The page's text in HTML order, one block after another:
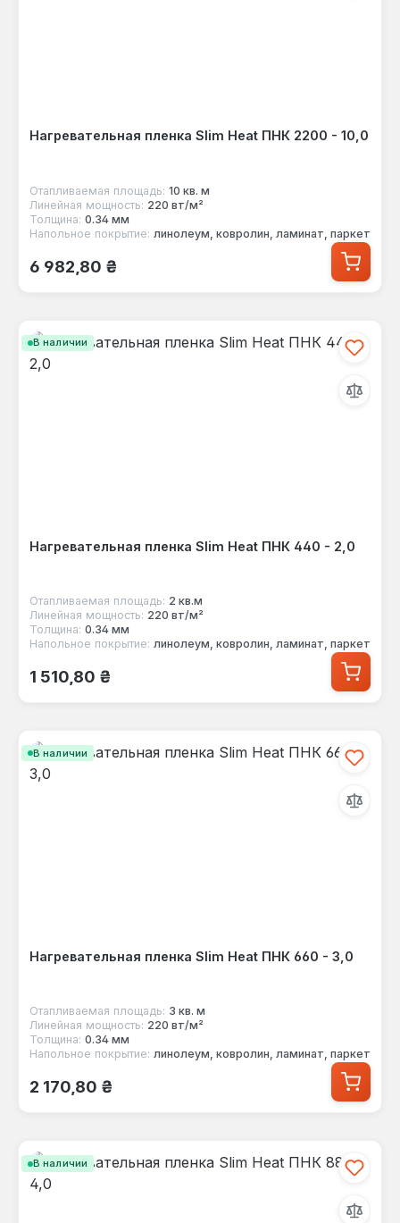
Нагревательная пленка Slim Heat ПНК 2200 - 10,0
Отапливаемая площадь: 10 кв. м
Линейная мощность: 220 вт/м²
Толщина: 0.34 мм
Напольное покрытие: линолеум, ковролин, ламинат, паркет
Обычная цена:
6 982,80 ₴
В наличии
Нагревательная пленка Slim Heat ПНК 440 - 2,0
Отапливаемая площадь: 2 кв.м
Линейная мощность: 220 вт/м²
Толщина: 0.34 мм
Напольное покрытие: линолеум, ковролин, ламинат, паркет
Обычная цена:
1 510,80 ₴
В наличии
Нагревательная пленка Slim Heat ПНК 660 - 3,0
Отапливаемая площадь: 3 кв. м
Линейная мощность: 220 вт/м²
Толщина: 0.34 мм
Напольное покрытие: линолеум, ковролин, ламинат, паркет
Обычная цена:
2 170,80 ₴
В наличии